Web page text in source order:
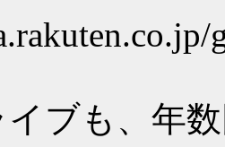
イブも、年